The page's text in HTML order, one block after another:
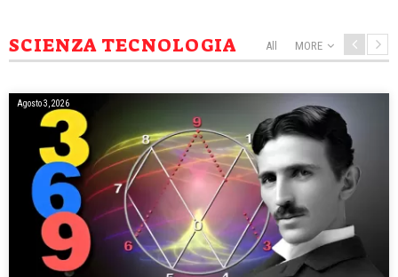
SCIENZA TECNOLOGIA All MORE
Agosto 3, 2026